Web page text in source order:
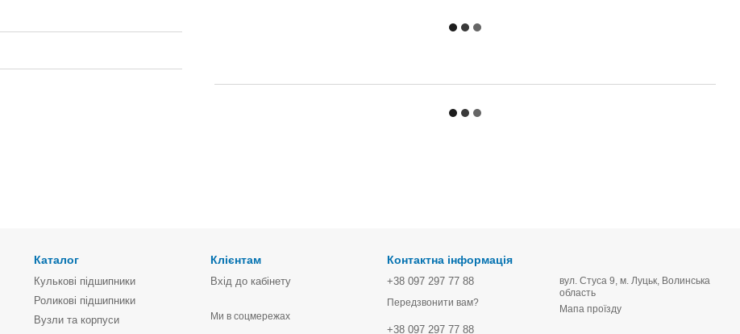
Каталог
Кулькові підшипники
Роликові підшипники
Вузли та корпуси
Клієнтам
Вхід до кабінету
Ми в соцмережах
Контактна інформація
+38 097 297 77 88
Передзвонити вам?
+38 097 297 77 88
вул. Стуса 9, м. Луцьк, Волинська
область
Мапа проїзду